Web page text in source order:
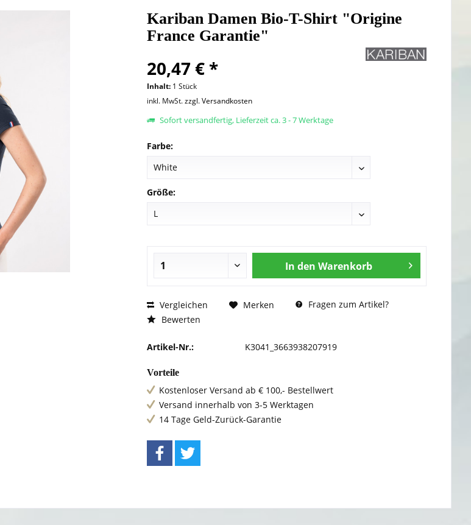
Kariban Damen Bio-T-Shirt "Origine
France Garantie"
20,47 € *
Inhalt: 1 Stück
inkl. MwSt.zzgl. Versandkosten
Sofort versandfertig, Lieferzeit ca. 3 - 7 Werktage
Farbe:
Größe:
In den Warenkorb
Vergleichen Merken
Fragen zum Artikel?
Bewerten
Artikel-Nr.: K3041_3663938207919
Vorteile
Kostenloser Versand ab € 100,- Bestellwert
Versand innerhalb von 3-5 Werktagen
14 Tage Geld-Zurück-Garantie